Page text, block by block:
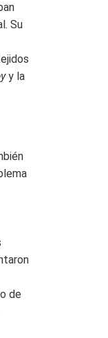
Su
y la
de